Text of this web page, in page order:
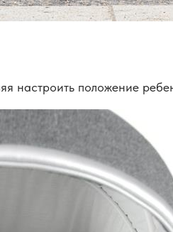
настроить положение